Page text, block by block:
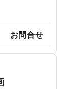
お問合せ